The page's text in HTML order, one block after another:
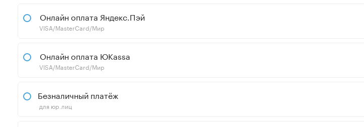
Онлайн оплата Яндекс.Пэй
VISA/MasterCard/Мир
Онлайн оплата ЮKassa
VISA/MasterCard/Мир
Безналичный платёж
для юр.лиц